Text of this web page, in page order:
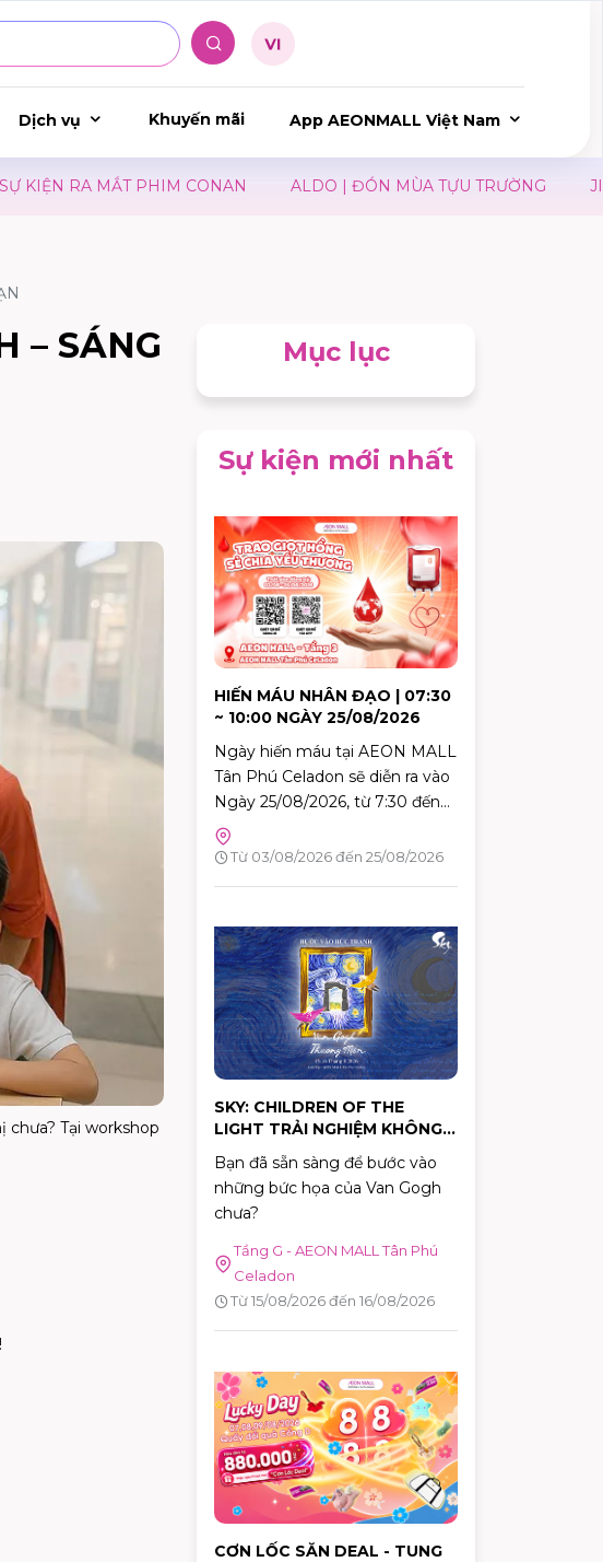
Dịch vụ Khuyến mãi App AEONMALL Việt Nam
RA MẮT PHIM CONAN ALDO | ĐÓN MÙA TỰU TRƯỜNG JINS
– SÁNG
Tại workshop
Mục lục
Sự kiện mới nhất
HIẾN MÁU NHÂN ĐẠO | 07:30
~ 10:00 NGÀY 25/08/2026
Ngày hiến máu tại AEON MALL
Tân Phú Celadon sẽ diễn ra vào
Ngày 25/08/2026, từ 7:30 đến
10:00. Đây là dịp tuyệt vời để
mỗi người trong chúng ta góp
cần máu trong cuộc sống. Hãy
đến tham gia và cùng lan tỏa
thông điệp yêu thương qua
hành động cụ thể.
Từ 03/08/2026 đến 25/08/2026
SKY: CHILDREN OF THE
LIGHT TRẢI NGHIỆM KHÔNG
GIAN NGHỆ THUẬT "VAN
GOGH THƯƠNG MẾN"
Bạn đã sẵn sàng để bước vào
những bức họa của Van Gogh
chưa?
Tầng G - AEON MALL Tân Phú
Celadon
Từ 15/08/2026 đến 16/08/2026
CƠN LỐC SĂN DEAL - TUNG